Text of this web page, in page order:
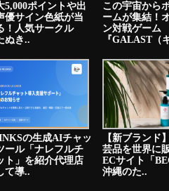
5,000ポイントや出
優サイン色紙が当
！人気サークル
ぬき..
この宇宙から
ームが集結！
ン対戦ゲーム
『GALAST（
の生成AIチャッ
ール「ナレフルチ
ト」を紹介代理店
て導..
【新ブランド
芸品を世界に
ECサイト「
沖縄のた..